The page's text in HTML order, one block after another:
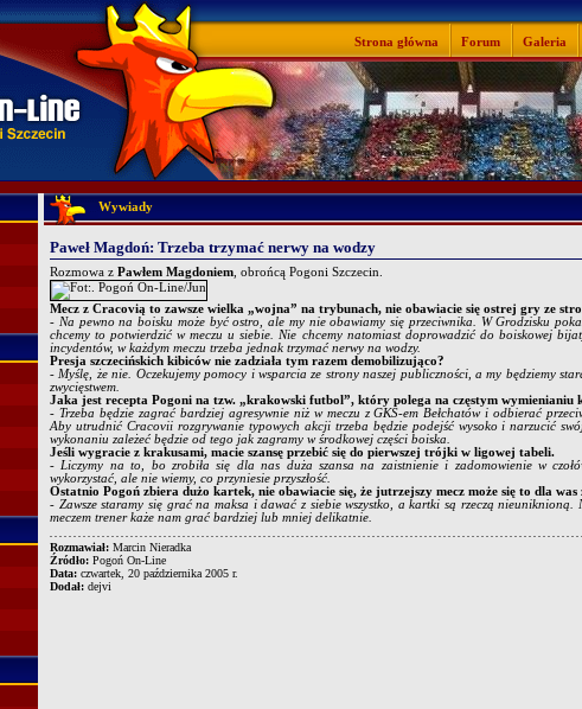
Strona główna Forum Galeria
Wywiady
Paweł Magdoń: Trzeba trzymać nerwy na wodzy
Rozmowa z Pawłem Magdoniem , obrońcą Pogoni Szczecin.
Mecz z Cracovią to zawsze wielka „wojna” na trybunach, nie obawiacie się ostrej gry ze
- Na pewno na boisku może być ostro, ale my nie obawiamy się przeciwnika. W Grodzisku
chcemy to potwierdzić w meczu u siebie. Nie chcemy natomiast doprowadzić do boiskowej
incydentów, w każdym meczu trzeba jednak trzymać nerwy na wodzy.
Presja szczecińskich kibiców nie zadziała tym razem demobilizująco?
- Myślę, że nie. Oczekujemy pomocy i wsparcia ze strony naszej publiczności, a my będziemy
zwycięstwem.
Jaka jest recepta Pogoni na tzw. „krakowski futbol”, który polega na częstym wymienianiu
- Trzeba będzie zagrać bardziej agresywnie niż w meczu z GKS-em Bełchatów i odbierać
Aby utrudnić Cracovii rozgrywanie typowych akcji trzeba będzie podejść wysoko i narzucić
wykonaniu zależeć będzie od tego jak zagramy w środkowej części boiska.
Jeśli wygracie z krakusami, macie szansę przebić się do pierwszej trójki w ligowej tabeli.
- Liczymy na to, bo zrobiła się dla nas duża szansa na zaistnienie i zadomowienie w
wykorzystać, ale nie wiemy, co przyniesie przyszłość.
Ostatnio Pogoń zbiera dużo kartek, nie obawiacie się, że jutrzejszy mecz może się to dla was
- Zawsze staramy się grać na maksa i dawać z siebie wszystko, a kartki są rzeczą nieuniknioną.
meczem trener każe nam grać bardziej lub mniej delikatnie.
Rozmawiał: Marcin Nieradka
Źródło: Pogoń On-Line
Data: czwartek, 20 października 2005 r.
Dodał: dejvi